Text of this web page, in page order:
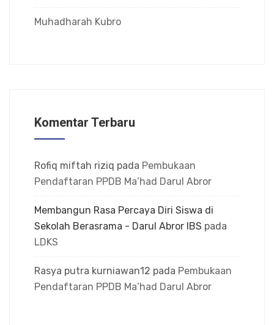
Muhadharah Kubro
Komentar Terbaru
Rofiq miftah riziq pada Pembukaan
Pendaftaran PPDB Ma’had Darul Abror
Membangun Rasa Percaya Diri Siswa di
Sekolah Berasrama - Darul Abror IBS pada
LDKS
Rasya putra kurniawan12 pada Pembukaan
Pendaftaran PPDB Ma’had Darul Abror